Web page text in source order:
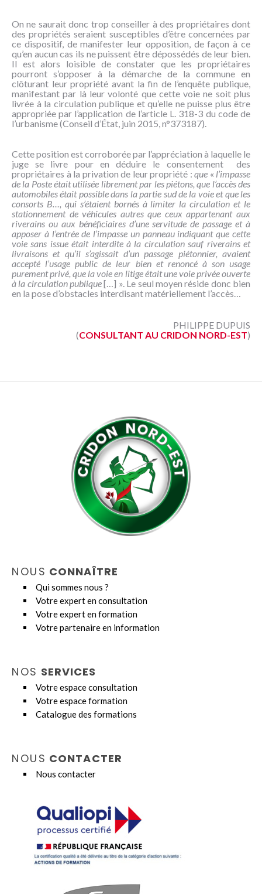
On ne saurait donc trop conseiller à des propriétaires dont
des propriétés seraient susceptibles d’être concernées par
ce dispositif, de manifester leur opposition, de façon à ce
qu’en aucun cas ils ne puissent être dépossédés de leur bien.
Il est alors loisible de constater que les propriétaires
pourront s’opposer à la démarche de la commune en
clôturant leur propriété avant la fin de l’enquête publique,
manifestant par là leur volonté que cette voie ne soit plus
livrée à la circulation publique et qu’elle ne puisse plus être
appropriée par l’application de l’article L. 318-3 du code de
l’urbanisme (Conseil d’État, juin 2015, n°373187).
Cette position est corroborée par l’appréciation à laquelle le
juge se livre pour en déduire le consentement des
propriétaires à la privation de leur propriété : que « l’impasse
de la Poste était utilisée librement par les piétons, que l’accès des
automobiles était possible dans la partie sud de la voie et que les
consorts B…, qui s’étaient bornés à limiter la circulation et le
stationnement de véhicules autres que ceux appartenant aux
riverains ou aux bénéficiaires d’une servitude de passage et à
apposer à l’entrée de l’impasse un panneau indiquant que cette
voie sans issue était interdite à la circulation sauf riverains et
livraisons et qu’il s’agissait d’un passage piétonnier, avaient
accepté l’usage public de leur bien et renoncé à son usage
purement privé, que la voie en litige était une voie privée ouverte
à la circulation publique[…] ». Le seul moyen réside donc bien
en la pose d’obstacles interdisant matériellement l’accès…
PHILIPPE DUPUIS
(CONSULTANT AU CRIDON NORD-EST)
NOUS CONNAÎTRE
Qui sommes nous ?
Votre expert en consultation
Votre expert en formation
Votre partenaire en information
NOS SERVICES
Votre espace consultation
Votre espace formation
Catalogue des formations
NOUS CONTACTER
Nous contacter